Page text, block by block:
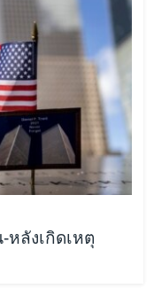
ลังเกิดเหตุ